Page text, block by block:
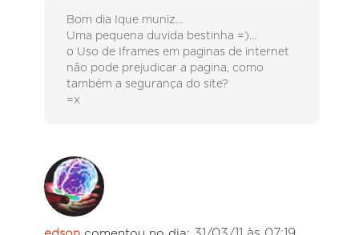
Bom dia Ique muniz…
Uma pequena duvida bestinha =)…
o Uso de Iframes em paginas de internet
não pode prejudicar a pagina, como
também a segurança do site?
=x